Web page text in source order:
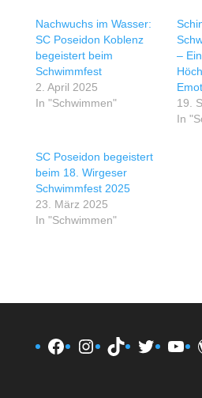
Nachwuchs im Wasser:
SC Poseidon Koblenz
begeistert beim
Schwimmfest
2. April 2025
In "Schwimmen"
–
19.
In
SC Poseidon begeistert
beim 18. Wirgeser
Schwimmfest 2025
23. März 2025
In "Schwimmen"
Facebook
Instagram
TikTokTwitter